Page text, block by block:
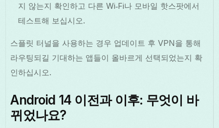
지 않는지 확인하고 다른 Wi‑Fi나 모바일 핫스팟에서
테스트해 보십시오.
스플릿 터널을 사용하는 경우 업데이트 후 VPN을 통해
라우팅되길 기대하는 앱들이 올바르게 선택되었는지 확
인하십시오.
Android 14 이전과 이후: 무엇이 바
뀌었나요?